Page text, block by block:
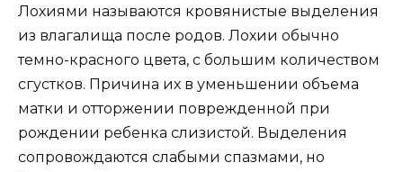
Лохиями называются кровянистые выделения
из влагалища после родов. Лохии обычно
темно-красного цвета, с большим количеством
сгустков. Причина их в уменьшении объема
матки и отторжении поврежденной при
рождении ребенка слизистой. Выделения
сопровождаются слабыми спазмами, но